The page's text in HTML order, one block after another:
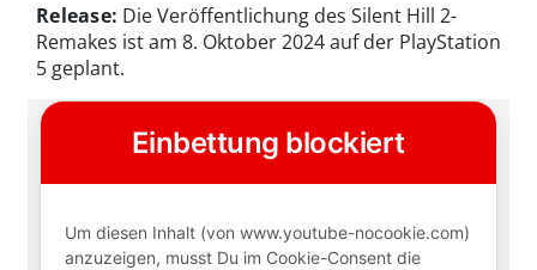
Release: Die Veröffentlichung des Silent Hill 2-
Remakes ist am 8. Oktober 2024 auf der PlayStation
5 geplant.